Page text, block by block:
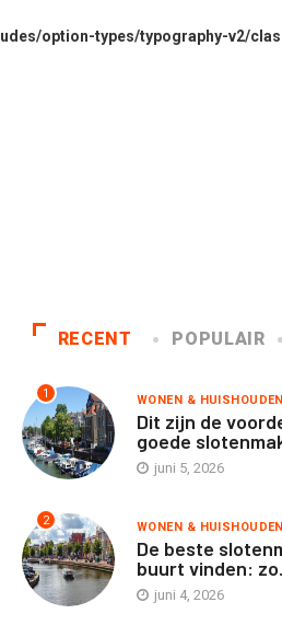
option-types/typography-v2/
RECENT POPULAIR
1 WONEN & HUISHOUDEN
Dit zijn de
goede
juni 5, 2026
2 WONEN & HUISHOUDEN
De beste
buurt vinden:
juni 4, 2026